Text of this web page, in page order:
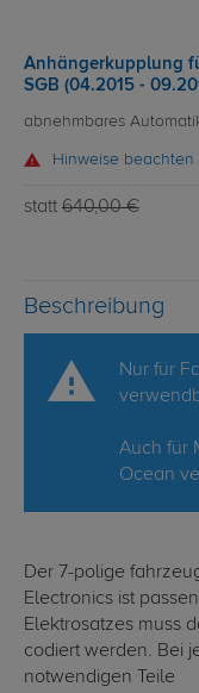
Anhängerkupplung
SGB (04.2015 -
abnehmbares
Hinweise beachten
statt 640,00 €
Beschreibung
Nur für
Auch für
Ocean
Der 7-polige
Electronics ist
Elektrosatzes muss
codiert werden. Bei
notwendigen Teile